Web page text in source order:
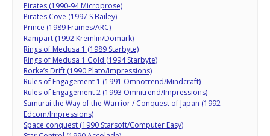
Pirates (1990-94 Microprose)
Pirates Cove (1997 S Bailey)
Prince (1989 Frames/ARC)
Rampart (1992 Kremlin/Domark)
Rings of Medusa 1 (1989 Starbyte)
Rings of Medusa 1 Gold (1994 Starbyte)
Rorke’s Drift (1990 Plato/Impressions)
Rules of Engagement 1 (1991 Omnotrend/Mindcraft)
Rules of Engagement 2 (1993 Omnitrend/Impressions)
Samurai the Way of the Warrior / Conquest of Japan (1992
Edcom/Impressions)
Space conquest (1990 Starsoft/Computer Easy)